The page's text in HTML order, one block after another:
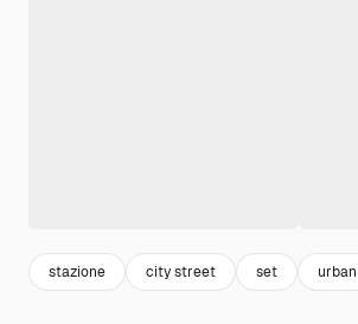
stazione city street set urban